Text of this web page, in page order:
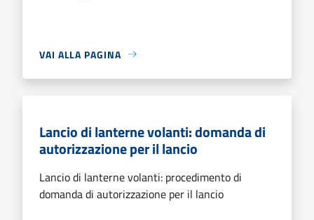
VAI ALLA PAGINA
Lancio di lanterne volanti: domanda di
autorizzazione per il lancio
Lancio di lanterne volanti: procedimento di
domanda di autorizzazione per il lancio